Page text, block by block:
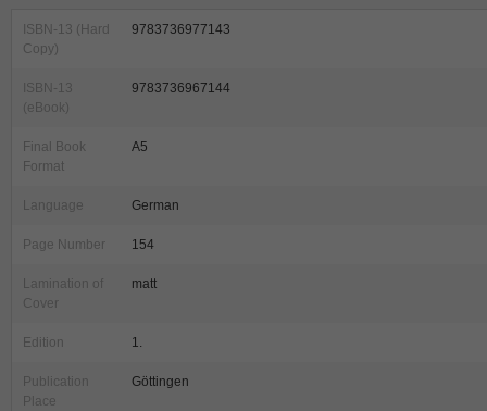
ISBN-13 (Hard
Copy)
9783736977143
ISBN-13
(eBook)
9783736967144
Final Book
Format
A5
Language German
Page Number 154
Lamination of
Cover
matt
Edition 1.
Publication
Place
Göttingen